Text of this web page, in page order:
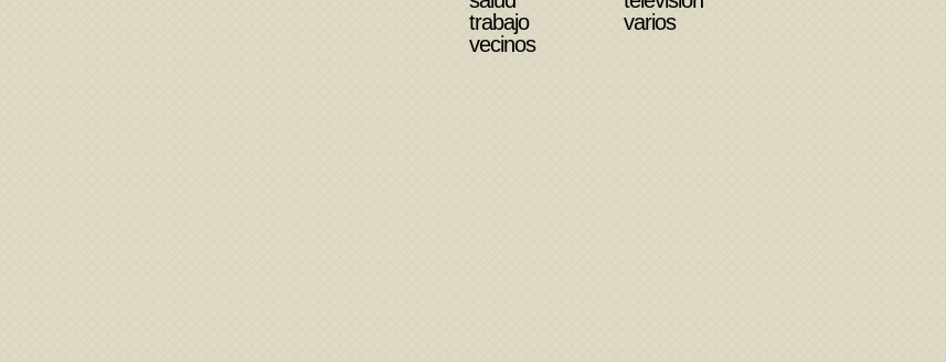
trabajo
varios
vecinos